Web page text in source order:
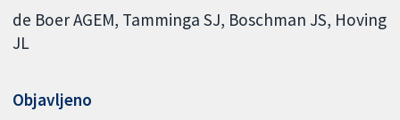
de Boer AGEM Tamminga SJ Boschman JS Hoving
JL
Objavljeno